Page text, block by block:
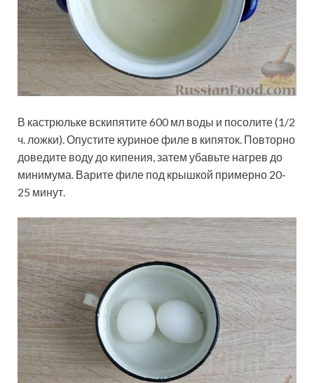
В кастрюльке вскипятите 600 мл воды и посолите (1/2
ч. ложки). Опустите куриное филе в кипяток. Повторно
доведите воду до кипения, затем убавьте нагрев до
минимума. Варите филе под крышкой примерно 20-
25 минут.